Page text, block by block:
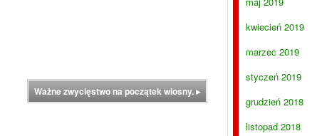
Ważne zwycięstwo na początek wiosny.▸
kwiecień 2019
marzec 2019
styczeń 2019
grudzień 2018
listopad 2018